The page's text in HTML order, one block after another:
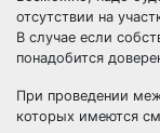
отсутствии на
В случае если
понадобится
При проведении
которых имеются